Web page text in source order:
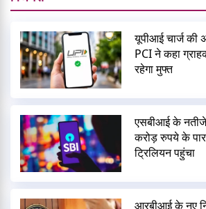
यूपीआई चार्ज की
PCI ने कहा
रहेगा मुफ्त
एसबीआई के
करोड़ रुपये के
ट्रिलियन पहुंचा
आरबीआई के नए